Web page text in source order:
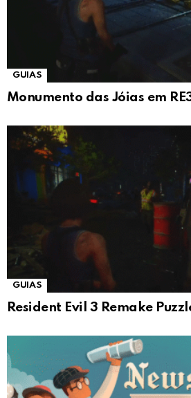
GUIAS
Monumento das Jóias em
GUIAS
Resident Evil 3 Remake